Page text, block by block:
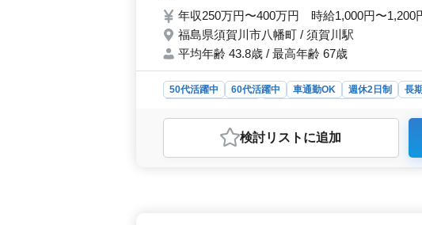
年収250万円〜400万円 時給1,000円〜
福島県須賀川市八幡町 / 須賀川駅
平均年齢 43.8歳 / 最高年齢 67歳
50代活躍中 60代活躍中 車通勤OK 週休2日制 長
おすすめポイント
＜経験者歓迎＞ 調理経験3年以上の方を募集して
す。通勤の負担を軽減し、ストレスなく働けま
検討リスト に追加